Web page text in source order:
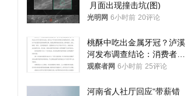
月面出现撞击坑(图)
光明网 6小时前 20评论
桃酥中吃出金属牙冠？泸溪
河发布调查结论：消费者已
澄清，所发视频情况不属实
观察者网 6小时前 25评论
河南省人社厅回应“带薪错